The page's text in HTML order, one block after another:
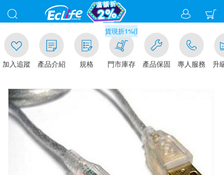
加入追蹤 產品介紹 規格
滿千元門市取貨現折1%(部分商品不適用)-請點我看
門市庫存 產品保固 專人服務 升